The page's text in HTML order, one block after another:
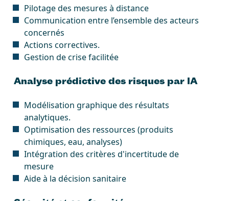
Pilotage des mesures à distance
Communication entre l’ensemble des acteurs
concernés
Actions correctives.
Gestion de crise facilitée
Analyse prédictive des risques par IA
Modélisation graphique des résultats
analytiques.
Optimisation des ressources (produits
chimiques, eau, analyses)
Intégration des critères d'incertitude de
mesure
Aide à la décision sanitaire